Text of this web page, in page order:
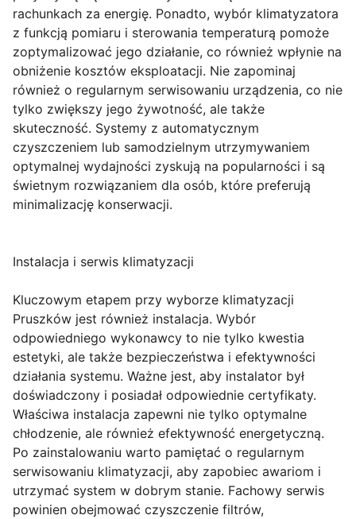
rachunkach za energię. Ponadto, wybór klimatyzatora
z funkcją pomiaru i sterowania temperaturą pomoże
zoptymalizować jego działanie, co również wpłynie na
obniżenie kosztów eksploatacji. Nie zapominaj
również o regularnym serwisowaniu urządzenia, co nie
tylko zwiększy jego żywotność, ale także
skuteczność. Systemy z automatycznym
czyszczeniem lub samodzielnym utrzymywaniem
optymalnej wydajności zyskują na popularności i są
świetnym rozwiązaniem dla osób, które preferują
minimalizację konserwacji.
Instalacja i serwis klimatyzacji
Kluczowym etapem przy wyborze klimatyzacji
Pruszków jest również instalacja. Wybór
odpowiedniego wykonawcy to nie tylko kwestia
estetyki, ale także bezpieczeństwa i efektywności
działania systemu. Ważne jest, aby instalator był
doświadczony i posiadał odpowiednie certyfikaty.
Właściwa instalacja zapewni nie tylko optymalne
chłodzenie, ale również efektywność energetyczną.
Po zainstalowaniu warto pamiętać o regularnym
serwisowaniu klimatyzacji, aby zapobiec awariom i
utrzymać system w dobrym stanie. Fachowy serwis
powinien obejmować czyszczenie filtrów,